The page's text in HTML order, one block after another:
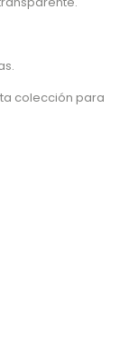
colección para